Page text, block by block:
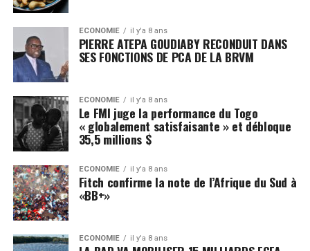
ECONOMIE il y'a 8 ans
PIERRE ATEPA GOUDIABY RECONDUIT DANS
SES FONCTIONS DE PCA DE LA BRVM
ECONOMIE il y'a 8 ans
Le FMI juge la performance du Togo
« globalement satisfaisante » et débloque
35,5 millions $
ECONOMIE il y'a 8 ans
Fitch confirme la note de l’Afrique du Sud à
«BB+»
ECONOMIE il y'a 8 ans